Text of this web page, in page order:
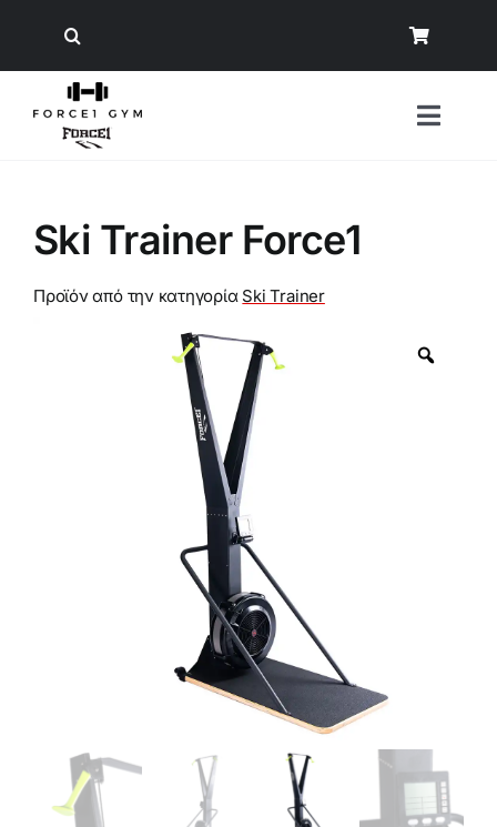
περιεχόμενο
για:
Όργανα Γυμναστικής
Εξοπλισμός Δύναμης
Εξοπλισμός Crossfit/ Ενδυνάμωση
Yoga – Pilates – Massage
Δάπεδα Γυμναστηρίου
Ski Trainer Force1
Προϊόν από την κατηγορία Ski Trainer